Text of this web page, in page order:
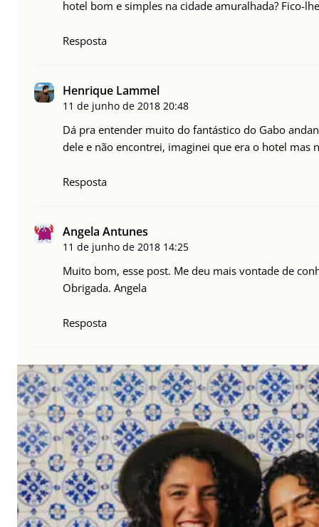
hotel bom e simples na cidade amuralhada? Fico-
Resposta
Henrique Lammel
11 de junho de 2018 20:48
Dá pra entender muito do fantástico do Gabo
dele e não encontrei, imaginei que era o hotel mas
Resposta
Angela Antunes
11 de junho de 2018 14:25
Muito bom, esse post. Me deu mais vontade de
Obrigada. Angela
Resposta